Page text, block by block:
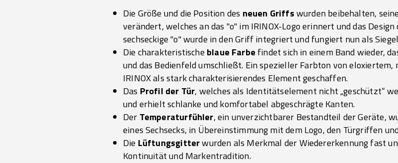
Die Größe und die Position des neuen Griffswurden beibehalten,
verändert, welches an das "o" im IRINOX-Logo erinnert und das
sechseckige "o" wurde in den Griff integriert und fungiert nun als
Die charakteristische blaue Farbe findet sich in einem Band wieder,
und das Bedienfeld umschließt. Ein spezieller Farbton von
IRINOX als stark charakterisierendes Element geschaffen.
Das Profil der Tür, welches als Identitätselement nicht „geschützt“
und erhielt schlanke und komfortabel abgeschrägte Kanten.
Der Temperaturfühler, ein unverzichtbarer Bestandteil der Geräte,
eines Sechsecks, in Übereinstimmung mit dem Logo, den Türgriffen
Die Lüftungsgitterwurden als Merkmal der Wiedererkennung fast
Kontinuität und Markentradition.